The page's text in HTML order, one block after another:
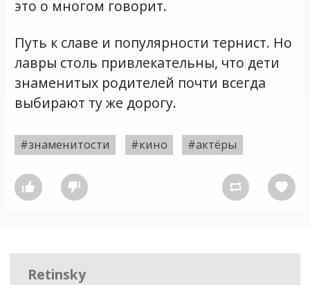
это о многом говорит.
Путь к славе и популярности тернист. Но
лавры столь привлекательны, что дети
знаменитых родителей почти всегда
выбирают ту же дорогу.
#знаменитости #кино #актёры
   
Retinsky